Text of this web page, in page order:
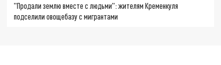
"Продали землю вместе с людьми": жителям Кременкуля
подселили овощебазу с мигрантами